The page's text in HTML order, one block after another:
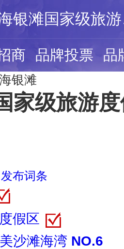
商 品牌投票 品
银滩
家级旅游
发布词条
假区
沙滩海湾 NO.6